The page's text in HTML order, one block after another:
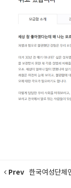
Prev 한국여성단체